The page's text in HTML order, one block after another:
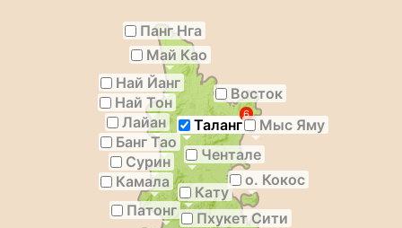
Панг Нга
Май Као
Най Йанг
Восток
Най Тон
Лайан
Таланг
6
Банг Тао
Мыс Яму
Чентале
Сурин
Камала
о. Кокос
Кату
Патонг
Пхукет Сити